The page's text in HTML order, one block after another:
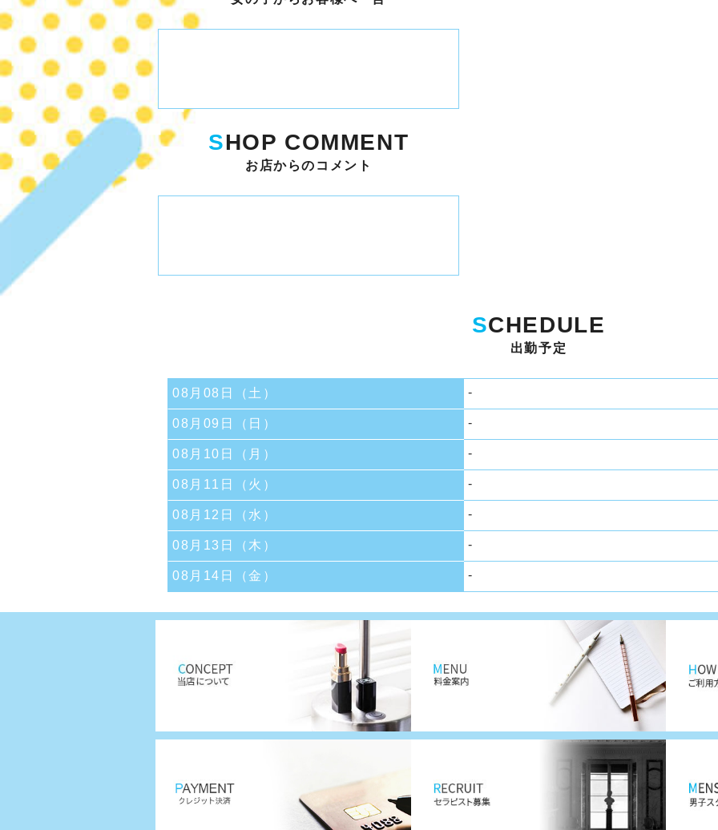
SHOP COMMENT
お店からのコメント
SCHEDULE
出勤予定
08月08日（土） -
08月09日（日） -
08月10日（月） -
08月11日（火） -
08月12日（水） -
08月13日（木） -
08月14日（金） -